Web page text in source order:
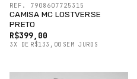
CAMISA MC LOSTVERSE
PRETO
R$399,00
3X DE R$133,00 SEM JUROS
REF. 7908607725315